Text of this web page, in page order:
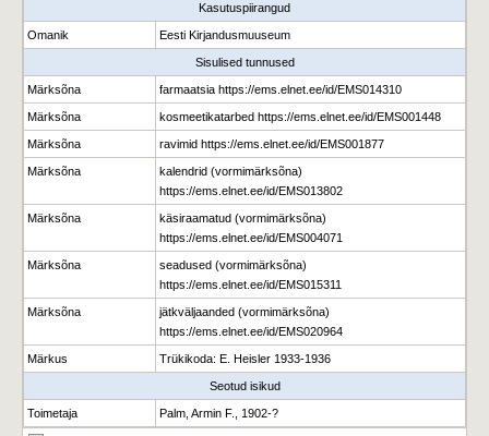
Kasutuspiirangud
Omanik Eesti Kirjandusmuuseum
Sisulised tunnused
Märksõna farmaatsia https://ems.elnet.ee/id/EMS014310
Märksõna kosmeetikatarbed https://ems.elnet.ee/id/EMS001448
Märksõna ravimid https://ems.elnet.ee/id/EMS001877
Märksõna
kalendrid (vormimärksõna)
https://ems.elnet.ee/id/EMS013802
Märksõna
käsiraamatud (vormimärksõna)
https://ems.elnet.ee/id/EMS004071
Märksõna
seadused (vormimärksõna)
https://ems.elnet.ee/id/EMS015311
Märksõna
jätkväljaanded (vormimärksõna)
https://ems.elnet.ee/id/EMS020964
Märkus Trükikoda: E. Heisler 1933-1936
Seotud isikud
Toimetaja Palm, Armin F., 1902-?